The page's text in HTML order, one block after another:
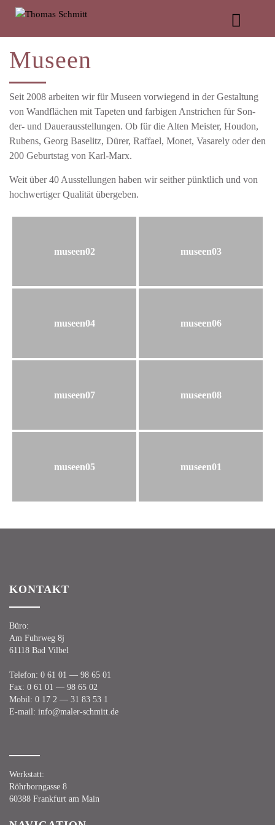
Muse­en
Seit 2008 arbei­ten wir für Muse­en vor­wie­gend in der Gestal­tung
von Wand­flä­chen mit Tape­ten und far­bi­gen Anstri­chen für Son­
der- und Dau­er­aus­stel­lun­gen. Ob für die Alten Meis­ter, Hou­don,
Rubens, Georg Base­litz, Dürer, Raf­fa­el, Monet, Vas­a­re­ly oder den
200 Geburts­tag von Karl-Marx.
Weit über 40 Aus­stel­lun­gen haben wir seit­her pünkt­lich und von
hoch­wer­ti­ger Qua­li­tät übergeben.
museen02 museen03
museen04 museen06
museen07 museen08
museen05 museen01
KON­TAKT
Büro:
Am Fuhr­weg 8j
61118 Bad Vilbel
Tele­fon: 0 61 01 — 98 65 01
Fax: 0 61 01 — 98 65 02
Mobil: 0 17 2 — 31 83 53 1
E‑mail: info@maler-schmitt.de
Werk­statt:
Röhr­born­gas­se 8
60388 Frank­furt am Main